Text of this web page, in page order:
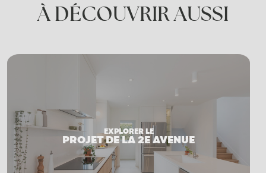
À DÉCOUVRIR AUSSI
EXPLORER LE
PROJET DE LA 2E AVENUE
LUCIE